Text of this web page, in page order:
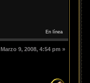
En línea
Marzo 9, 2008, 4:54 pm »